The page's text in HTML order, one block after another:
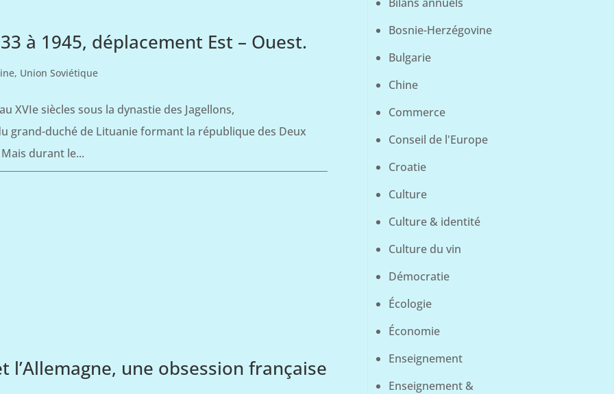
à 1945, déplacement Est – Ouest.
, Union Soviétique
XVIe siècles sous la dynastie des Jagellons,
grand-duché de Lituanie formant la république des Deux
durant le...
l’Allemagne, une obsession française
Bosnie-Herzégovine
Bulgarie
Chine
Commerce
Conseil de l'Europe
Croatie
Culture
Culture & identité
Culture du vin
Démocratie
Écologie
Économie
Enseignement
Enseignement &